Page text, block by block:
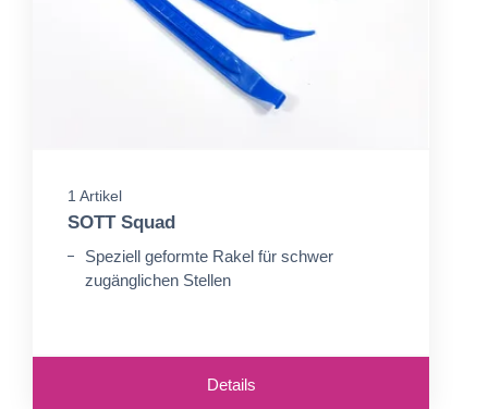
1 Artikel
SOTT Squad
Speziell geformte Rakel für schwer
zugänglichen Stellen
Details